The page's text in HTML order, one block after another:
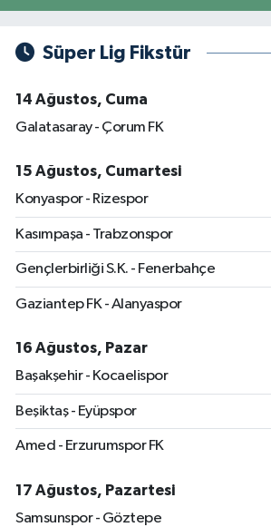
Süper Lig Fikstür
14 Ağustos, Cuma
Galatasaray - Çorum FK
15 Ağustos, Cumartesi
Konyaspor - Rizespor
Kasımpaşa - Trabzonspor
Gençlerbirliği S.K. - Fenerbahçe
Gaziantep FK - Alanyaspor
16 Ağustos, Pazar
Başakşehir - Kocaelispor
Beşiktaş - Eyüpspor
Amed - Erzurumspor FK
17 Ağustos, Pazartesi
Samsunspor - Göztepe